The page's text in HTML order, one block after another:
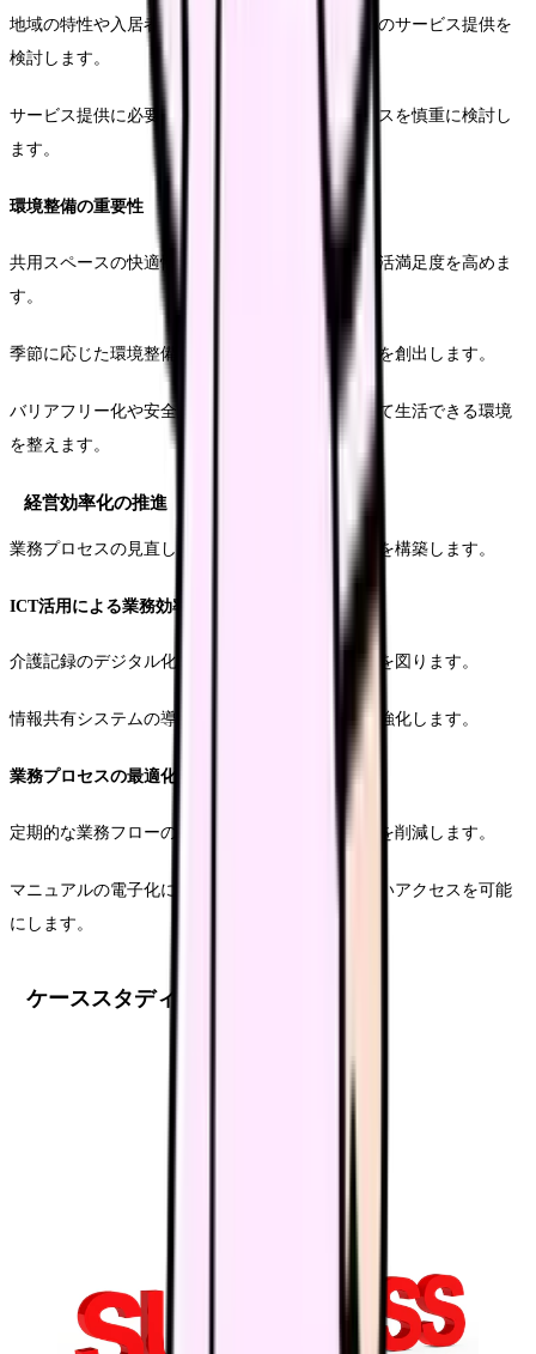
地域の特性や入居者様の年齢層を考慮した、独自のサービス提供を
検討します。
サービス提供に必要な人員配置と収益性のバランスを慎重に検討し
ます。
環境整備の重要性
共用スペースの快適性向上により、入居者様の生活満足度を高めま
す。
季節に応じた環境整備により、居心地の良い空間を創出します。
バリアフリー化や安全対策の強化により、安心して生活できる環境
を整えます。
経営効率化の推進
業務プロセスの見直しにより、効率的な運営体制を構築します。
ICT活用による業務効率化
介護記録のデジタル化により、記録業務の効率化を図ります。
情報共有システムの導入により、職員間の連携を強化します。
業務プロセスの最適化
定期的な業務フローの見直しにより、無駄な作業を削減します。
マニュアルの電子化により、必要な情報への素早いアクセスを可能
にします。
ケーススタディ